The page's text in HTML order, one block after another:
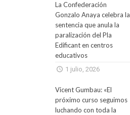
La Confederación
Gonzalo Anaya celebra la
sentencia que anula la
paralización del Pla
Edificant en centros
educativos
1 julio, 2026
Vicent Gumbau: «El
próximo curso seguimos
luchando con toda la